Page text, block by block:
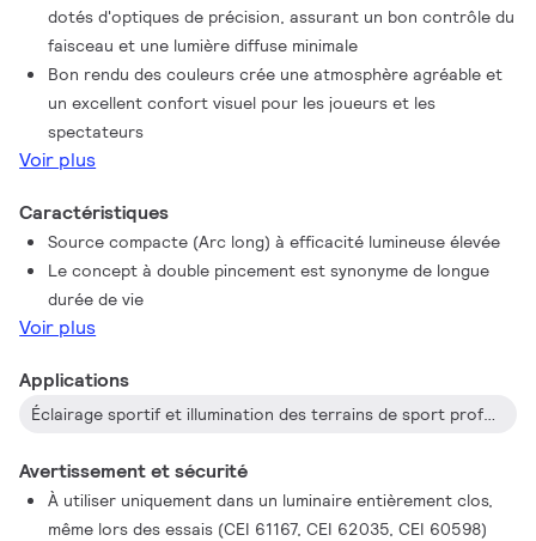
dotés d'optiques de précision, assurant un bon contrôle du
faisceau et une lumière diffuse minimale
Bon rendu des couleurs crée une atmosphère agréable et
un excellent confort visuel pour les joueurs et les
spectateurs
Voir plus
Caractéristiques
Source compacte (Arc long) à efficacité lumineuse élevée
Le concept à double pincement est synonyme de longue
durée de vie
Voir plus
Applications
Éclairage sportif et illumination des terrains de sport professionnels et semi-professionnels
Avertissement et sécurité
À utiliser uniquement dans un luminaire entièrement clos,
même lors des essais (CEI 61167, CEI 62035, CEI 60598)